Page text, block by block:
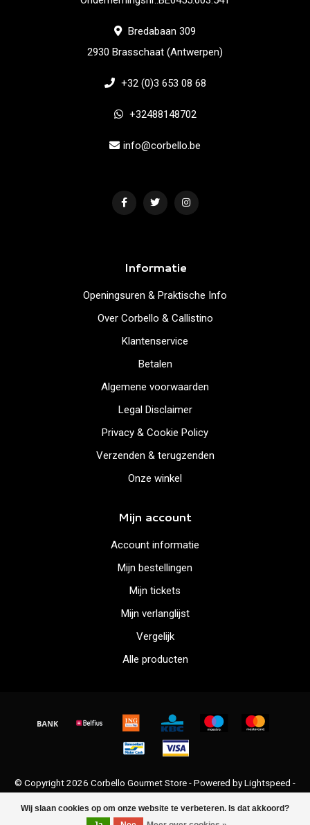
Wij slaan cookies op om onze website te verbeteren. Is dat akkoord?
Bredabaan 309
2930 Brasschaat (Antwerpen)
+32 (0)3 653 08 68
+32488148702
info@corbello.be
Informatie
Openingsuren & Praktische Info
Over Corbello & Callistino
Klantenservice
Betalen
Algemene voorwaarden
Legal Disclaimer
Privacy & Cookie Policy
Verzenden & terugzenden
Onze winkel
Mijn account
Account informatie
Mijn bestellingen
Mijn tickets
Mijn verlanglijst
Vergelijk
Alle producten
© Copyright 2026 Corbello Gourmet Store - Powered byLightspeed -
Lightspeed design by Dyvelopment
FILTERS